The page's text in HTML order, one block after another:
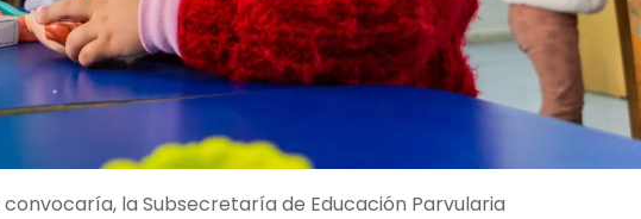
convocaría, la Subsecretaría de Educación Parvularia